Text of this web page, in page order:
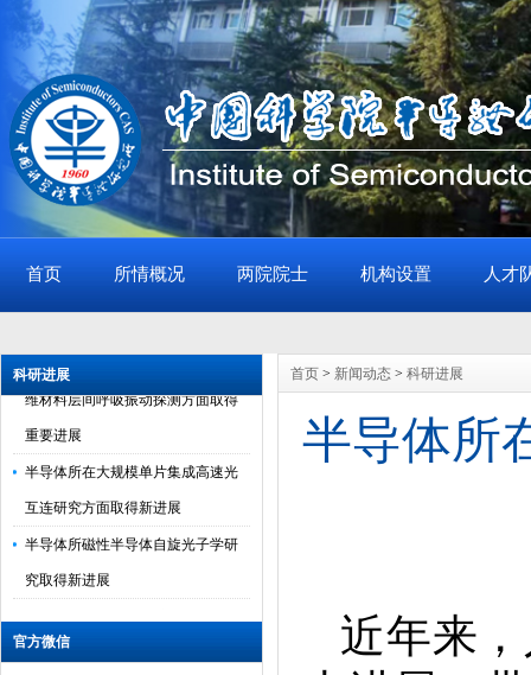
首页 所情概况 两院院士 机构设置 人才
科研进展
半导体所垂直自旋器件的全电写入
和硅基集成研究取得新进展
维材料层间呼吸振动探测方面取得
半导体所在大规模单片集成高速光
半导体所磁性半导体自旋光子学研
半导体所在低功耗二维半导体基自
旋电子器件领域取得新进展
官方微信
首页 > 新闻动态 > 科研进展
半导体所
近年来